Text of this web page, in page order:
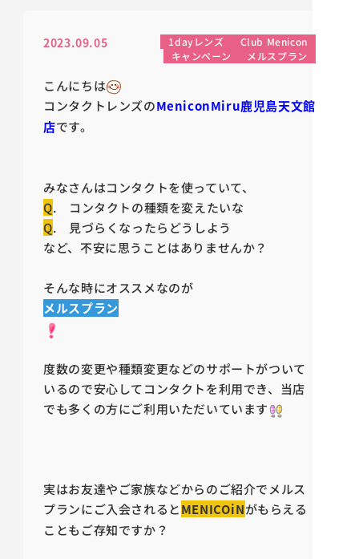
2023.09.05 1dayレンズ
Club Menicon
キャンペーン
メルスプラン
こんにちは
コンタクトレンズのMeniconMiru鹿児島天文館
店です。
みなさんはコンタクトを使っていて、
Q. コンタクトの種類を変えたいな
Q. 見づらくなったらどうしよう
など、不安に思うことはありませんか？
そんな時にオススメなのが
メルスプラン
度数の変更や種類変更などのサポートがついて
いるので安心してコンタクトを利用でき、当店
でも多くの方にご利用いただいています
実はお友達やご家族などからのご紹介でメルス
プランにご入会されるとMENICOiNがもらえる
こともご存知ですか？